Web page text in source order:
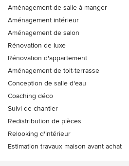
Aménagement de salle à manger
Aménagement intérieur
Aménagement de salon
Rénovation de luxe
Rénovation d'appartement
Aménagement de toit-terrasse
Conception de salle d'eau
Coaching déco
Suivi de chantier
Redistribution de pièces
Relooking d'intérieur
Estimation travaux maison avant achat